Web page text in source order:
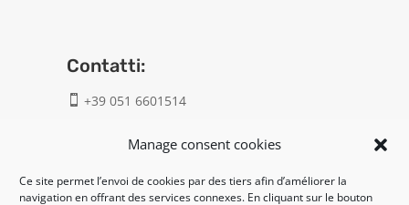
Manage consent cookies
Ce site permet l’envoi de cookies par des tiers afin d’améliorer la
navigation en offrant des services connexes. En cliquant sur le bouton
Contatti:
 +39 051 6601514
info@geatech.it
UNI EN ISO 9001: 2015